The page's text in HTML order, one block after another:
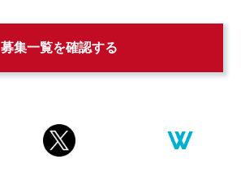
募集一覧を確認する